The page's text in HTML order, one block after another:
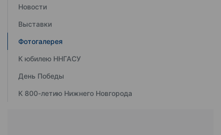
Новости
Выставки
Фотогалерея
К юбилею ННГАСУ
День Победы
К 800-летию Нижнего Новгорода